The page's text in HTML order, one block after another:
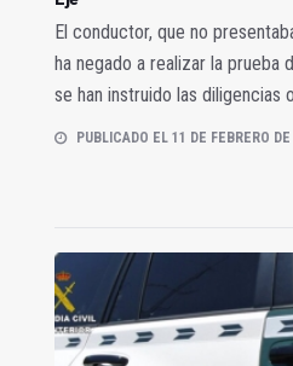
El conductor, que no
ha negado a realizar la prueba
se han instruido las diligencias
PUBLICADO EL 11 DE FEBRERO